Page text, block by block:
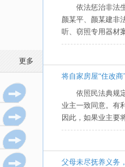
依法惩治非法
颜某平、颜某建非
听、窃照专用器材
将自家房屋“住改
依照民法典规
业主一致同意。有
因此，如果业主要
父母未尽抚养义务
更多